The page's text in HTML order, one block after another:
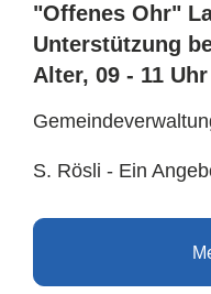
"Offenes Ohr"
Unterstützung
Alter, 09 - 11
S. Rösli - Ein